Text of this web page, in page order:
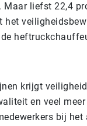
liefst 22,4
het
krijgt
en veel
bij